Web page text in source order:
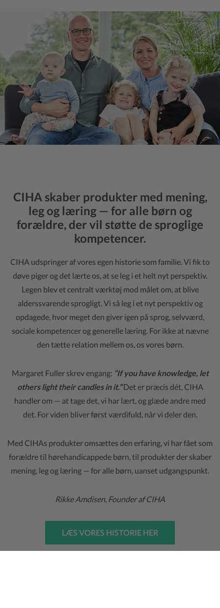
CIHAskaber produkter med mening,
leg og læring — for alle børn og
forældre, der vil støtte de sproglige
kompetencer.
CIHA udspringer af vores egen historie som familie. Vi fik to
døve piger og det lærte os, at se leg i et helt nyt perspektiv.
Legen blev et centralt værktøj mod målet om, at blive
alderssvarende sprogligt. Vi så leg i et nyt perspektiv og
opdagede, hvor meget den giver igen på sprog, selvværd,
sociale kompetencer og generelle læring. For ikke at nævne
den tætte relation mellem os, os vores børn.
Margaret Fuller skrev engang: “If you have knowledge, let
others light their candles in it.”Det er præcis dét, CIHA
handler om — at tage det, vi har lært, og glæde andre med
det. For viden bliver først værdifuld, når vi deler den.
Med CIHAs produkter omsættes den erfaring, vi har fået som
forældre til hørehandicappede børn, til produkter der skaber
mening, leg og læring — for alle børn, uanset udgangspunkt.
Rikke Amdisen, Founder af CIHA
LÆS VORES HISTORIE HER